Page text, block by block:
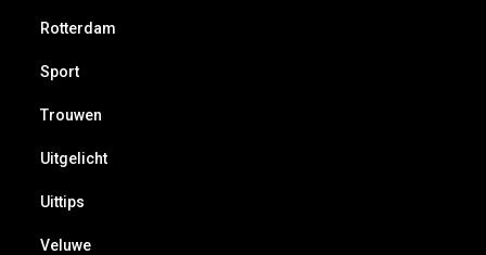
Rotterdam
Sport
Trouwen
Uitgelicht
Uittips
Veluwe